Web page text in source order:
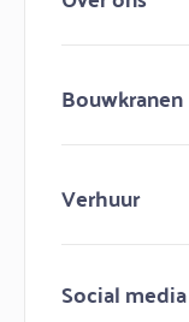
Keuringen
Bouwkranen
Lijmkranen
Hijskranen
Verhuur
Bouwkraan
Social media